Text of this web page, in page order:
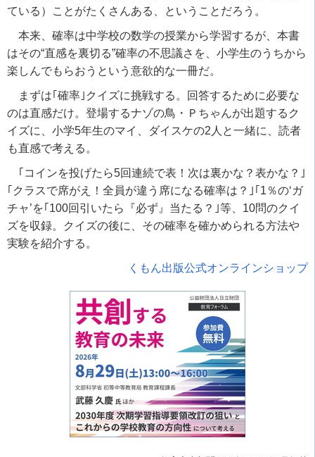
ている）ことがたくさんある、ということだろう。
本来、確率は中学校の数学の授業から学習するが、本書
はその“直感を裏切る”確率の不思議さを、小学生のうちから
楽しんでもらおうという意欲的な一冊だ。
まずは｢確率｣クイズに挑戦する。回答するために必要な
のは直感だけ。登場するナゾの鳥・Ｐちゃんが出題するク
イズに、小学5年生のマイ、ダイスケの2人と一緒に、読者
も直感で考える。
｢コインを投げたら5回連続で表！次は裏かな？表かな？｣
｢クラスで席がえ！全員が違う席になる確率は？｣｢1％の‘ガ
チャ’を｢100回引いたら『必ず』当たる？｣等、10問のクイ
ズを収録。クイズの後に、その確率を確かめられる方法や
実験を紹介する。
くもん出版公式オンラインショップ